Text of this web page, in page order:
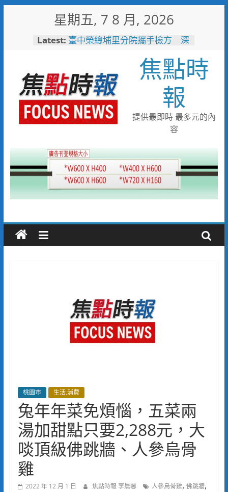
星期五, 7 8 月, 2026
Latest: 臺中榮總埔里分院攜手檢方 深
「路不是你的」！騎士大鬧城鎮
韌性演習 前鎮警鐵腕攔停送辦
珍惜119報案專線資源 切勿無故
撥打或謊報案件
白海豚颱風來襲！台電台東區處
全面整備迎戰強風豪雨 籲多利
用「台灣電力APP」查詢
男子性侵偷拍又餵毒致傳播女暴
焦點時
報
提供最即時 最多元的內
容
桃園市 生活.消費
兔年年菜免煩惱，五菜兩
湯加甜點只要2,288元，大
啖頂級佛跳牆、人參烏骨
雞
2022 年 12 月 1 日 焦點時報 李晨馨 人參烏骨雞, 佛跳牆,